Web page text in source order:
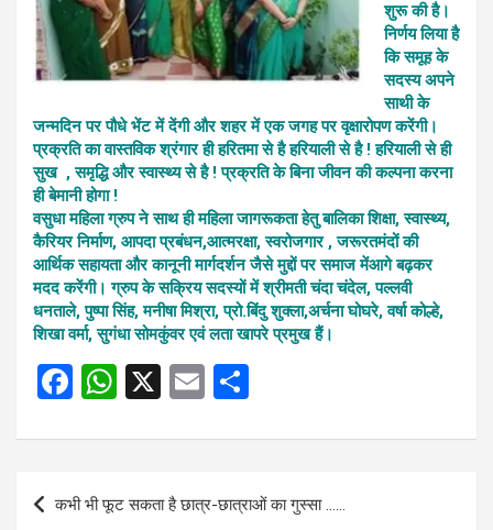
शुरू की है।
निर्णय लिया है
कि समूह के
सदस्य अपने
साथी के
जन्मदिन पर पौधे भेंट में देंगी और शहर में एक जगह पर वृक्षारोपण करेंगी।
प्रक्रति का वास्तविक श्रंगार ही हरितमा से है हरियाली से है ! हरियाली से ही
सुख , समृद्धि और स्वास्थ्य से है ! प्रक्रति के बिना जीवन की कल्पना करना
ही बेमानी होगा !
वसुधा महिला ग्रुप ने साथ ही महिला जागरूकता हेतु बालिका शिक्षा, स्वास्थ्य,
कैरियर निर्माण, आपदा प्रबंधन,आत्मरक्षा, स्वरोजगार , जरूरतमंदों की
आर्थिक सहायता और कानूनी मार्गदर्शन जैसे मुद्दों पर समाज मेंआगे बढ़कर
मदद करेंगी। ग्रुप के सक्रिय सदस्यों में श्रीमती चंदा चंदेल, पल्लवी
धनताले, पुष्पा सिंह, मनीषा मिश्रा, प्रो.बिंदु शुक्ला,अर्चना घोघरे, वर्षा कोल्हे,
शिखा वर्मा, सुगंधा सोमकुंवर एवं लता खापरे प्रमुख हैं।
F
ce
b
W
at
X
E
ail ar
e
Post
navigation
कभी भी फूट सकता है छात्र-छात्राओं का गुस्सा ……